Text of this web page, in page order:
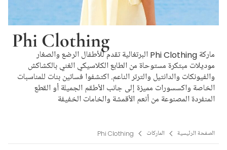
Phi Clothing
ماركة Phi Clothing البرتغالية تقدم للأطفال الرضع والصغار
موديلات مبتكرة مستوحاة من الطابع الكلاسيكي الغني بالكشاكش
والفيونكات والدانتيل والترتر الناعم. اكتشفوا فساتين بنات للمناسبات
الخاصة واكسسورات مميزة إلى جانب الأطقم الجميلة أو القطع
المنفردة المصنوعة من أنعم الأقمشة والخامات الخفيفة
الصفحة الرئيسية الماركات Phi Clothing